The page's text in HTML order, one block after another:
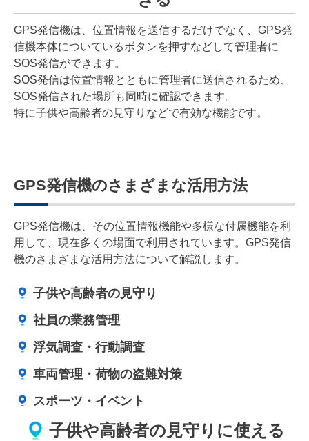
GPS発信機は、位置情報を送信するだけでなく、GPS発
信機本体についているボタンを押すなどして管理者に
SOS発信ができます。
SOS発信は位置情報とともに管理者に送信されるため、
SOS発信された場所も同時に確認できます。
特に子供や高齢者の見守りなどで有効な機能です。
GPS発信機のさまざまな活用方法
GPS発信機は、その位置情報機能や多様な付属機能を利
用して、現在多くの場面で利用されています。GPS発信
機のさまざまな活用方法について解説します。
子供や高齢者の見守り
社員の業務管理
浮気調査・行動調査
車両管理・荷物の盗難対策
スポーツ・イベント
子供や高齢者の見守りに使える